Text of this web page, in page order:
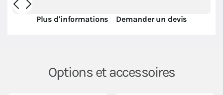
Plus d'informations Demander un devis
Options et accessoires